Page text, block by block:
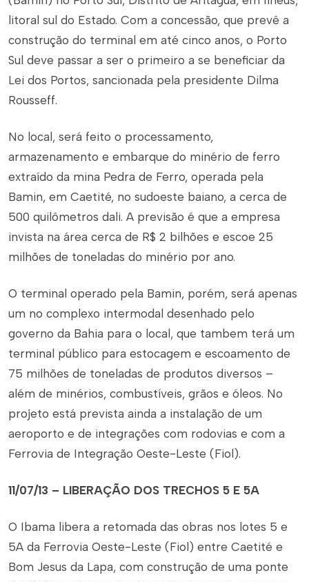
litoral sul do Estado. Com a concessão, que prevê a
construção do terminal em até cinco anos, o Porto
Sul deve passar a ser o primeiro a se beneficiar da
Lei dos Portos, sancionada pela presidente Dilma
Rousseff.
No local, será feito o processamento,
armazenamento e embarque do minério de ferro
extraído da mina Pedra de Ferro, operada pela
Bamin, em Caetité, no sudoeste baiano, a cerca de
500 quilômetros dali. A previsão é que a empresa
invista na área cerca de R$ 2 bilhões e escoe 25
milhões de toneladas do minério por ano.
O terminal operado pela Bamin, porém, será apenas
um no complexo intermodal desenhado pelo
governo da Bahia para o local, que tambem terá um
terminal público para estocagem e escoamento de
75 milhões de toneladas de produtos diversos –
além de minérios, combustíveis, grãos e óleos. No
projeto está prevista ainda a instalação de um
aeroporto e de integrações com rodovias e com a
Ferrovia de Integração Oeste-Leste (Fiol).
11/07/13 – LIBERAÇÃO DOS TRECHOS 5 E 5A
O Ibama libera a retomada das obras nos lotes 5 e
5A da Ferrovia Oeste-Leste (Fiol) entre Caetité e
Bom Jesus da Lapa, com construção de uma ponte